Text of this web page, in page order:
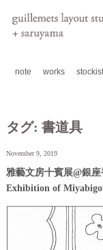
note works
タグ: 書道具
November 9, 2019
雅藝文房十賓展@銀
Exhibition of